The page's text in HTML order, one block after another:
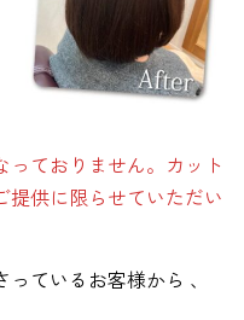
ておりません。カット
提供に限らせていただい
ているお客様から 、